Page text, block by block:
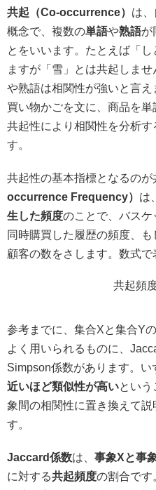
共起（Co-occurrence） は
概念で、複数の単語や熟語が
とをいいます。たとえば「
ますが「雪」とは共起しま
や熟語は相関性が強いと言え
買い物かごを文に、商品を
共起性により相関性を分析
す。
共起性の基本指標となるのが
occurrence Frequency） は、
生した頻度のことで、バス
同時購買した履歴の頻度、
顧客の数をさします。数式で
共起頻
参考までに、集合Xと集合Y
よく用いられるものに、
Simpson係数があります。い
近いほど類似性が高いとい
象間の相関性に置き換えて
す。
Jaccard係数は、 事象Xと事
に対する共起頻度の割合です